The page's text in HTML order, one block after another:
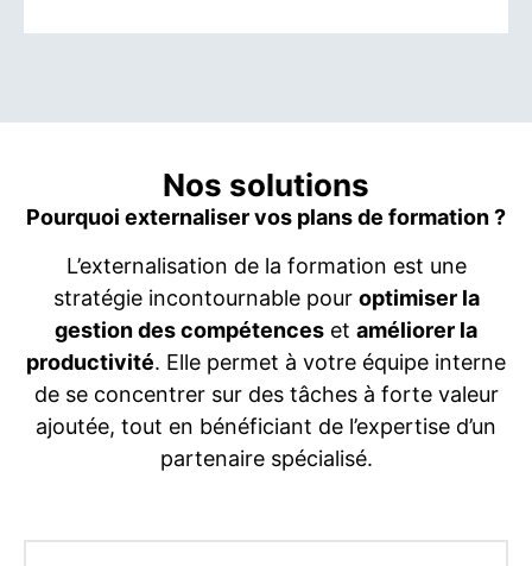
Nos solutions
Pourquoi externaliser vos plans de formation ?
L’externalisation de la formation est une
stratégie incontournable pour optimiser la
gestion des compétences et améliorer la
productivité. Elle permet à votre équipe interne
de se concentrer sur des tâches à forte valeur
ajoutée, tout en bénéficiant de l’expertise d’un
partenaire spécialisé.